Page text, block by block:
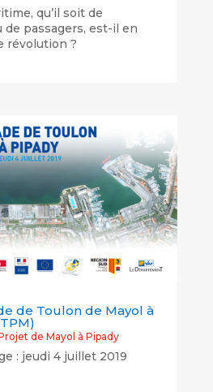
qu’il soit de
de passagers, est-il en
révolution ?
de Toulon de Mayol à
de Mayol à Pipady
: jeudi 4 juillet 2019